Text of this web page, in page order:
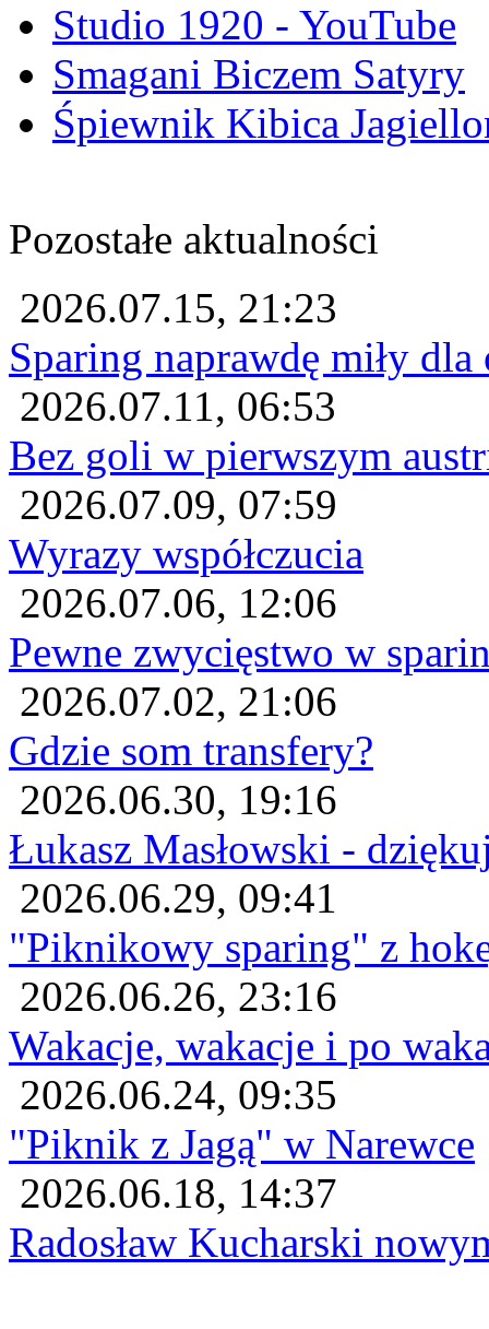
Studio 1920 - YouTube
Smagani Biczem Satyry
Śpiewnik Kibica
Pozostałe aktualności
2026.07.15, 21:23
Sparing naprawdę miły dla
2026.07.11, 06:53
Bez goli w pierwszym
2026.07.09, 07:59
Wyrazy współczucia
2026.07.06, 12:06
Pewne zwycięstwo w
2026.07.02, 21:06
Gdzie som transfery?
2026.06.30, 19:16
Łukasz Masłowski -
2026.06.29, 09:41
"Piknikowy sparing" z
2026.06.26, 23:16
Wakacje, wakacje i po
2026.06.24, 09:35
"Piknik z Jagą" w Narewce
2026.06.18, 14:37
Radosław Kucharski